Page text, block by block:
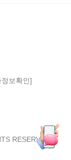
보확인]
RESERVED.